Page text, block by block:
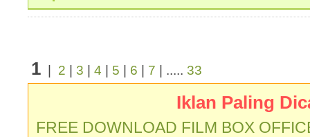
1 2 3 4 5 6 7 | ..... 33
Iklan Paling
FREE DOWNLOAD FILM BOX